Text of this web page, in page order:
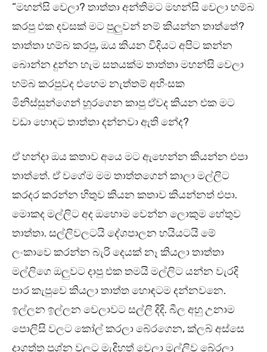
“මහන්සි වෙලා? තාත්තා අන්තිමට මහන්සි වෙලා හම්බ
කරපු එක දවසක් මට පුලුවන් නම් කියන්න තාත්තේ?
තාත්තා හම්බ කරපු, ඔය කියන විදියට අපිට කන්න
බොන්න දුන්න හැම සතයක්ම තාත්තා මහන්සි වෙලා
හම්බ කරපුවද එහෙම නැත්තම් අහිංසක
මිනිස්සුන්ගෙන් හූරගෙන කාපු ඒවද කියන එක මට
වඩා හොඳට තාත්තා දන්නවා ඇති නේද?
ඒ හන්දා ඔය කතාව අයෙ මට ඇහෙන්න කියන්න එපා
තාත්තේ. ඒ වගේම මම තාත්තගෙන් කාලා මල්ලිට
කරදර කරන්න හිතුව කියන කතාව කියන්නත් එපා.
මොකද මල්ලිට අද ඔහොම වෙන්න ලොකුම හේතුව
තාත්තා. සල්ලිවලටයි දේශපාලන හයියටයි මේ
ලංකාවෙ කරන්න බැරි දෙයක් නෑ කියලා තාත්තා
මල්ලිගෙ ඔලුවට දාපු එක තමයි මල්ලිට යන්න වැරදි
පාර කැපුවෙ කියලා තාත්ත හොඳටම දන්නවනෙ.
ඉල්ලන ඉල්ලන වෙලාවට සල්ලි දිදි. බීල අහු උනාම
පොලිසි වලට කෝල් කරලා බේරගෙන, ක්ලබ් අස්සෙ
දාගත්ත ප්‍රශ්න වලට මැදිහත් වෙලා මල්ලිව බේරලා